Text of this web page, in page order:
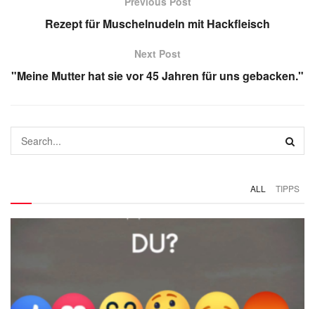
Rezept für Muschelnudeln mit Hackfleisch
Next Post
"Meine Mutter hat sie vor 45 Jahren für uns gebacken."
ALL TIPPS